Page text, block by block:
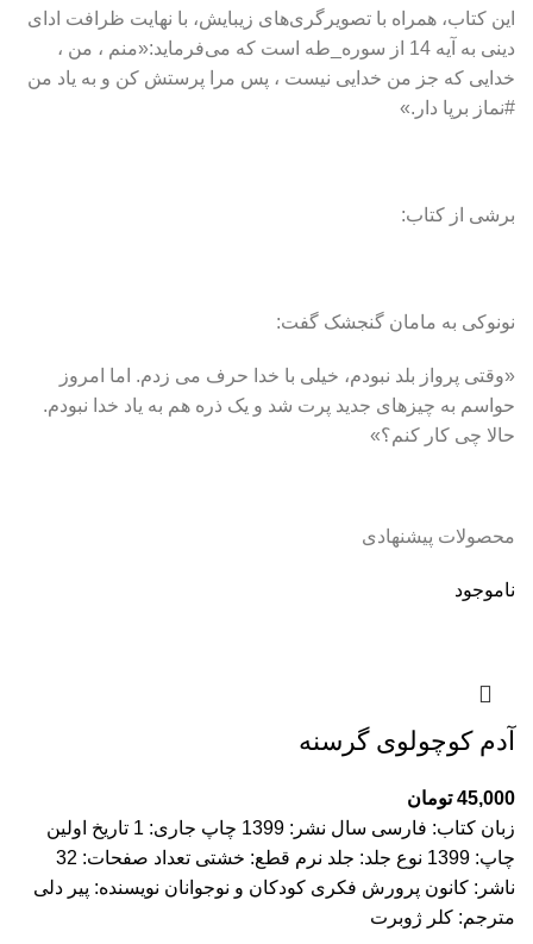
این کتاب، همراه با تصویرگری‌های زیبایش، با نهایت ظرافت ادای
دینی به آیه 14 از سوره_طه است که می‌فرماید:«منم ، من ،
خدایی که جز من خدایی نیست ، پس مرا پرستش کن و به یاد من
#نماز برپا دار.»
برشی از کتاب:
نونوکی به مامان گنجشک گفت:
«وقتی پرواز بلد نبودم، خیلی با خدا حرف می زدم. اما امروز
حواسم به چیزهای جدید پرت شد و یک ذره هم به یاد خدا نبودم.
حالا چی کار کنم؟»
محصولات پیشنهادی
ناموجود
آدم کوچولوی گرسنه
45,000 تومان
زبان کتاب: فارسی سال نشر: 1399 چاپ جاری: 1 تاریخ اولین
چاپ: 1399 نوع جلد: جلد نرم قطع: خشتی تعداد صفحات: 32
ناشر: کانون پرورش فکری کودکان و نوجوانان نویسنده: پیر دلی
مترجم: کلر ژوبرت